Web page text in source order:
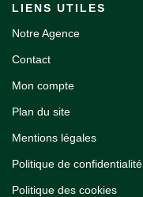
LIENS UTILES
Notre Agence
Contact
Mon compte
Plan du site
Mentions légales
Politique de confidentialité
Politique des cookies